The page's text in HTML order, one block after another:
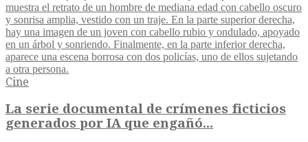
Cine
La serie documental de crímenes ficticios
generados por IA que engañó...